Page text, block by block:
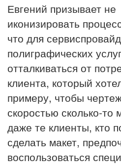
Евгений призывает не
иконизировать
что для
полиграфических
отталкиваться от
клиента, который
примеру, чтобы
скоростью сколько-то
даже те клиенты, кто
сделать макет,
воспользоваться